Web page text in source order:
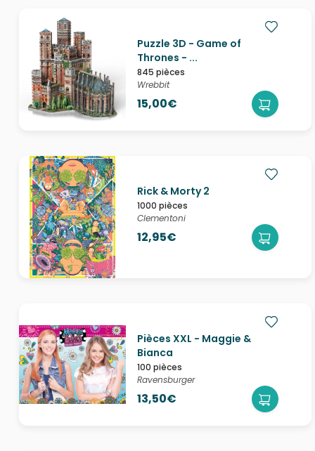
Puzzle 3D - Game of
Thrones - ...
845 pièces
Wrebbit
15,00€
Rick & Morty 2
1000 pièces
Clementoni
12,95€
Pièces XXL - Maggie &
Bianca
100 pièces
Ravensburger
13,50€